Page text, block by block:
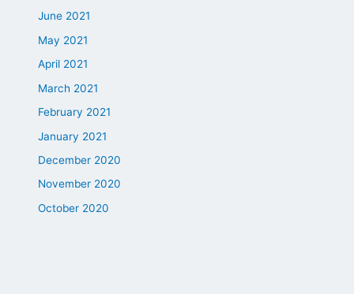
June 2021
May 2021
April 2021
March 2021
February 2021
January 2021
December 2020
November 2020
October 2020